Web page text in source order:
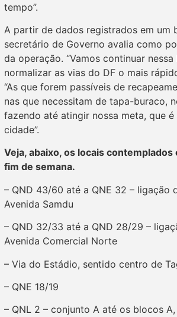
tempo”.
A partir de dados registrados em um
secretário de Governo avalia como
da operação. “Vamos continuar nessa
normalizar as vias do DF o mais
“As que forem passíveis de
nas que necessitam de tapa-buraco,
fazendo até atingir nossa meta, que
cidade”.
Veja, abaixo, os locais contemplados
fim de semana.
– QND 43/60 até a QNE 32 – ligação
Avenida Samdu
– QND 32/33 até a QND 28/29 –
Avenida Comercial Norte
– Via do Estádio, sentido centro de
– QNE 18/19
– QNL 2 – conjunto A até os blocos